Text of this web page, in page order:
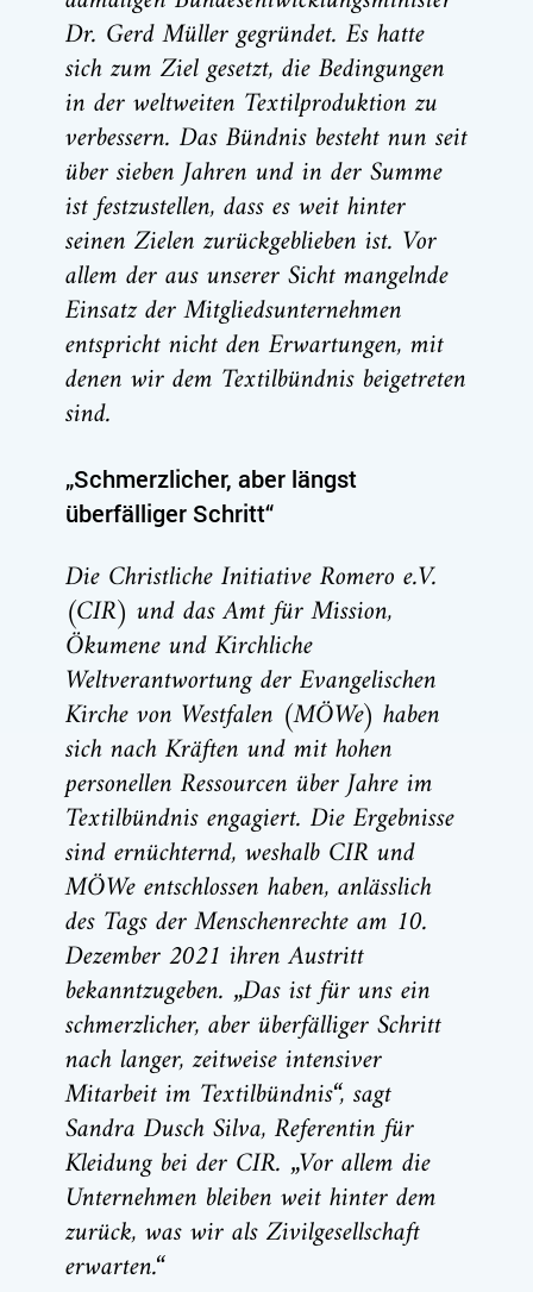
Dr. Gerd Müller gegründet. Es hatte
sich zum Ziel gesetzt, die Bedingungen
in der weltweiten Textilproduktion zu
verbessern. Das Bündnis besteht nun seit
über sieben Jahren und in der Summe
ist festzustellen, dass es weit hinter
seinen Zielen zurückgeblieben ist. Vor
allem der aus unserer Sicht mangelnde
Einsatz der Mitgliedsunternehmen
entspricht nicht den Erwartungen, mit
denen wir dem Textilbündnis beigetreten
sind.
„Schmerzlicher, aber längst
überfälliger Schritt“
Die Christliche Initiative Romero e.V.
(CIR) und das Amt für Mission,
Ökumene und Kirchliche
Weltverantwortung der Evangelischen
Kirche von Westfalen (MÖWe) haben
sich nach Kräften und mit hohen
personellen Ressourcen über Jahre im
Textilbündnis engagiert. Die Ergebnisse
sind ernüchternd, weshalb CIR und
MÖWe entschlossen haben, anlässlich
des Tags der Menschenrechte am 10.
Dezember 2021 ihren Austritt
bekanntzugeben. „Das ist für uns ein
schmerzlicher, aber überfälliger Schritt
nach langer, zeitweise intensiver
Mitarbeit im Textilbündnis“, sagt
Sandra Dusch Silva, Referentin für
Kleidung bei der CIR. „Vor allem die
Unternehmen bleiben weit hinter dem
zurück, was wir als Zivilgesellschaft
erwarten.“